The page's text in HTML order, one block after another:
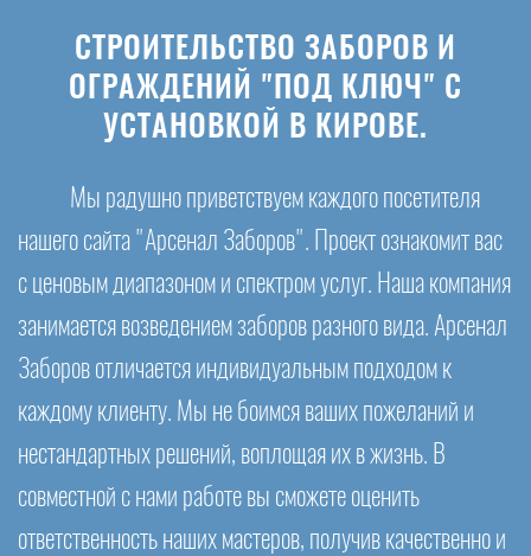
СТРОИТЕЛЬСТВО ЗАБОРОВ И
ОГРАЖДЕНИЙ "ПОД КЛЮЧ" С
УСТАНОВКОЙ В КИРОВЕ.
Мы радушно приветствуем каждого посетителя
нашего сайта "Арсенал Заборов". Проект ознакомит вас
с ценовым диапазоном и спектром услуг. Наша компания
занимается возведением заборов разного вида. Арсенал
Заборов отличается индивидуальным подходом к
каждому клиенту. Мы не боимся ваших пожеланий и
нестандартных решений, воплощая их в жизнь. В
совместной с нами работе вы сможете оценить
ответственность наших мастеров, получив качественно и